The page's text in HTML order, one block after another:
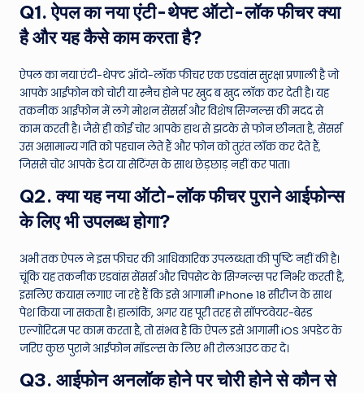
Q1. ऐपल का नया एंटी-थेफ्ट ऑटो-लॉक फीचर क्या
है और यह कैसे काम करता है?
ऐपल का नया एंटी-थेफ्ट ऑटो-लॉक फीचर एक एडवांस सुरक्षा प्रणाली है जो
आपके आईफोन को चोरी या स्नैच होने पर खुद ब खुद लॉक कर देती है। यह
तकनीक आईफोन में लगे मोशन सेंसर्स और विशेष सिग्नल्स की मदद से
काम करती है। जैसे ही कोई चोर आपके हाथ से झटके से फोन छीनता है, सेंसर्स
उस असामान्य गति को पहचान लेते हैं और फोन को तुरंत लॉक कर देते हैं,
जिससे चोर आपके डेटा या सेटिंग्स के साथ छेड़छाड़ नहीं कर पाता।
Q2. क्या यह नया ऑटो-लॉक फीचर पुराने आईफोन्स
के लिए भी उपलब्ध होगा?
अभी तक ऐपल ने इस फीचर की आधिकारिक उपलब्धता की पुष्टि नहीं की है।
चूंकि यह तकनीक एडवांस सेंसर्स और चिपसेट के सिग्नल्स पर निर्भर करती है,
इसलिए कयास लगाए जा रहे हैं कि इसे आगामी iPhone 18 सीरीज के साथ
पेश किया जा सकता है। हालांकि, अगर यह पूरी तरह से सॉफ्टवेयर-बेस्ड
एल्गोरिदम पर काम करता है, तो संभव है कि ऐपल इसे आगामी iOS अपडेट के
जरिए कुछ पुराने आईफोन मॉडल्स के लिए भी रोलआउट कर दे।
Q3. आईफोन अनलॉक होने पर चोरी होने से कौन से